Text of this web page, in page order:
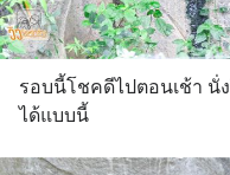
รอบนี้โชคดีไปตอนเช้า นั่
ได้แบบนี้